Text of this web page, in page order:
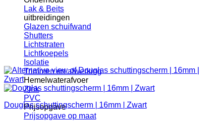
Lak & Beits
uitbreidingen
Glazen schuifwand
Shutters
Lichtstraten
Lichtkoepels
Isolatie
Trimmen en afwerking
Hemelwaterafvoer
Zink
PVC
Prijsopgave
Prijsopgave op maat
Douglas schuttingscherm | 16mm | Zwart